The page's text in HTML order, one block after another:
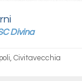
Divina
Civitavecchia